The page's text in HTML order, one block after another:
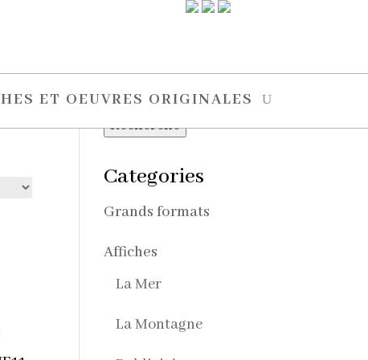
ET OEUVRES ORIGINALES
Recherche
pour :
Recherche
Categories
Grands formats
Affiches
La Mer
La Montagne